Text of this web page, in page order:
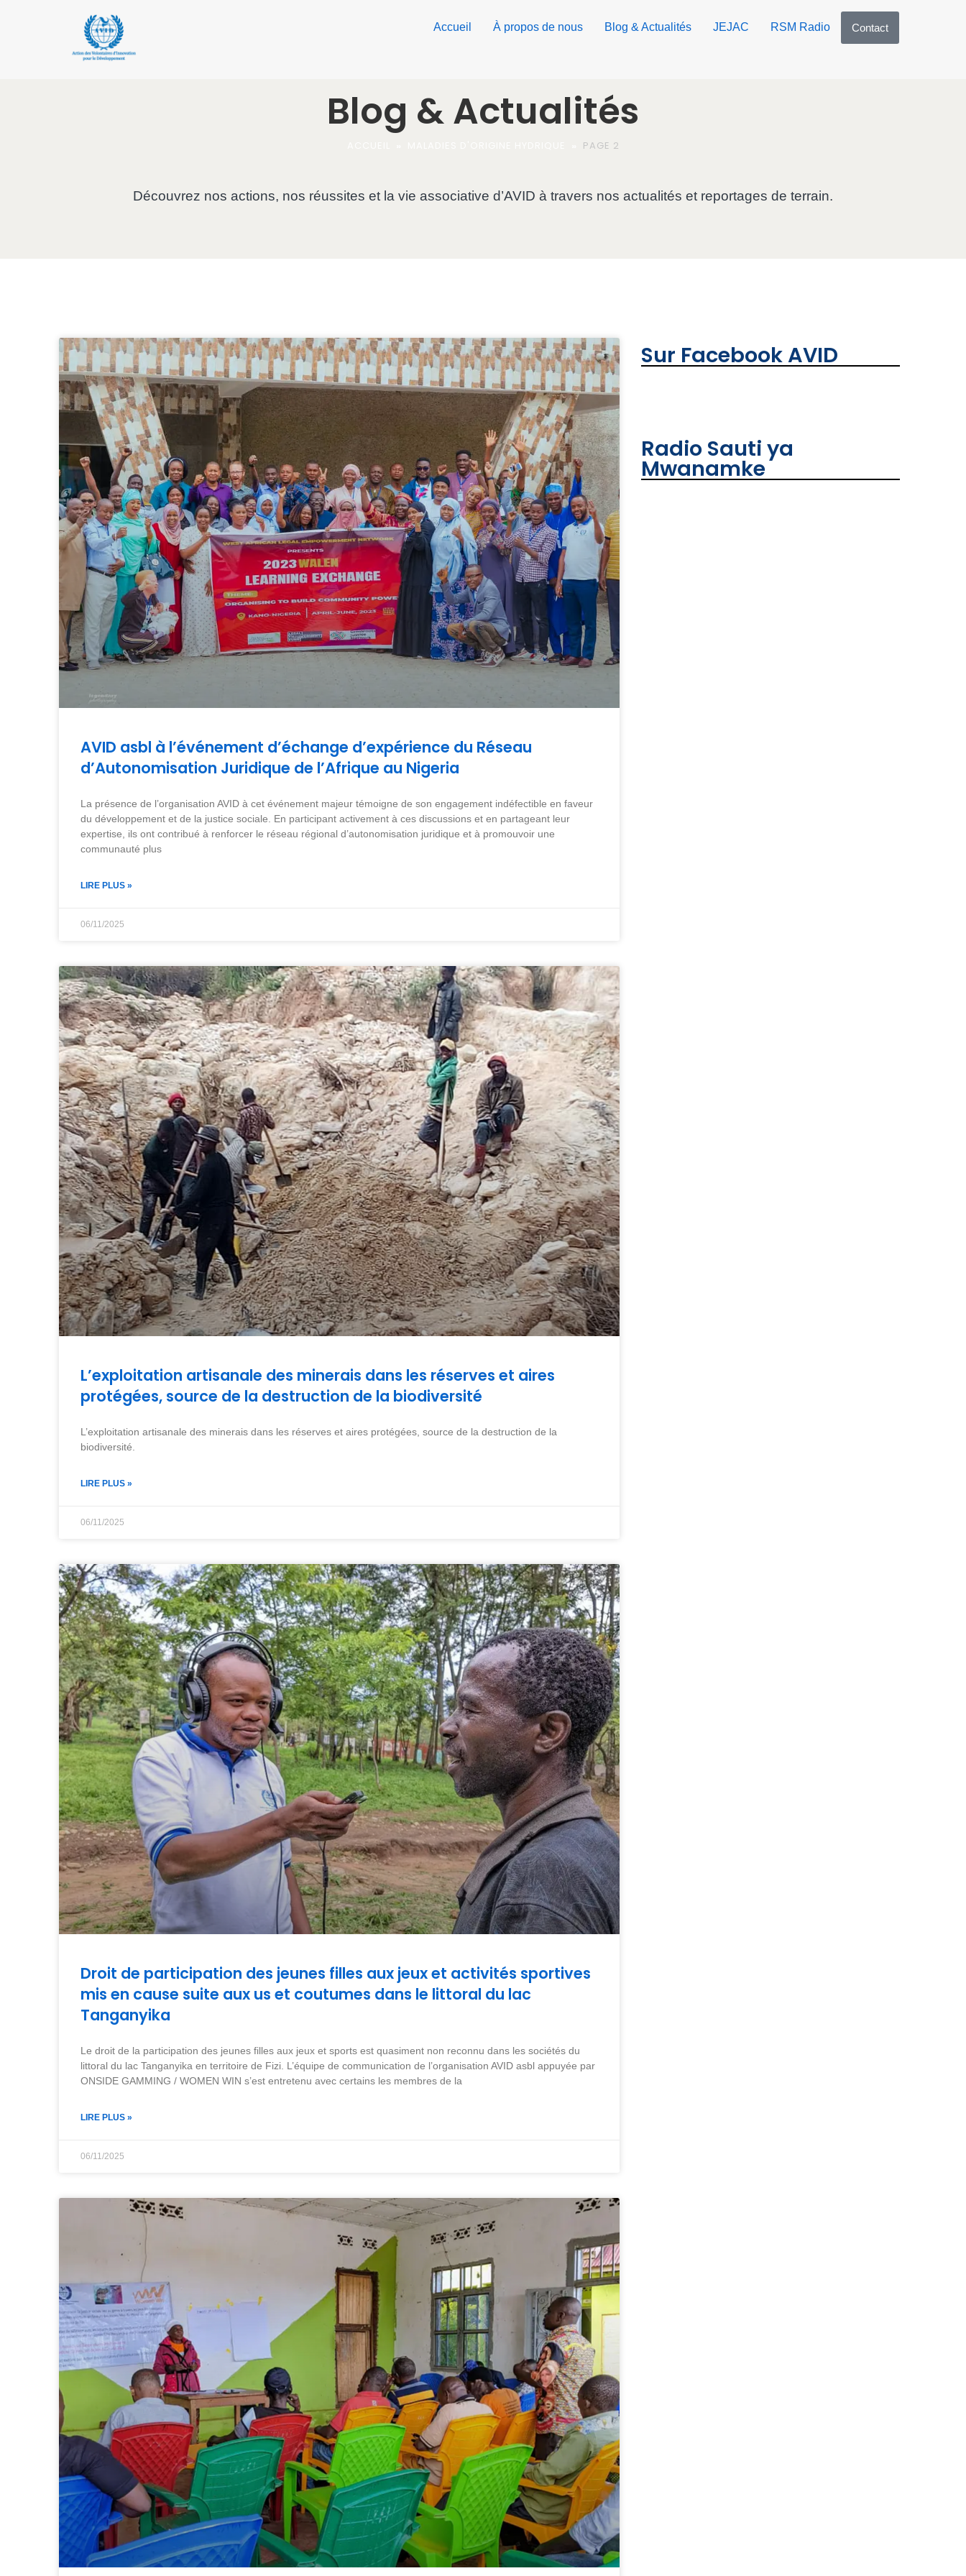
Accueil À propos de nous​ Blog & Actualités JEJAC RSM Radio Contact
Blog & Actualités
PAGE 2
Découvrez nos actions, nos réussites et la vie associative d’AVID à travers nos actualités et reportages de terrain.
AVID asbl à l’événement d’échange d’expérience du Réseau
d’Autonomisation Juridique de l’Afrique au Nigeria
La présence de l’organisation AVID à cet événement majeur témoigne de son engagement indéfectible en faveur
du développement et de la justice sociale. En participant activement à ces discussions et en partageant leur
expertise, ils ont contribué à renforcer le réseau régional d’autonomisation juridique et à promouvoir une
communauté plus
LIRE PLUS »
06/11/2025
L’exploitation artisanale des minerais dans les réserves et aires
protégées, source de la destruction de la biodiversité
L’exploitation artisanale des minerais dans les réserves et aires protégées, source de la destruction de la
biodiversité.
LIRE PLUS »
06/11/2025
Droit de participation des jeunes filles aux jeux et activités sportives
mis en cause suite aux us et coutumes dans le littoral du lac
Tanganyika
Le droit de la participation des jeunes filles aux jeux et sports est quasiment non reconnu dans les sociétés du
littoral du lac Tanganyika en territoire de Fizi. L’équipe de communication de l’organisation AVID asbl appuyée par
ONSIDE GAMMING / WOMEN WIN s’est entretenu avec certains les membres de la
LIRE PLUS »
06/11/2025
Sur Facebook AVID
Radio Sauti ya
Mwanamke